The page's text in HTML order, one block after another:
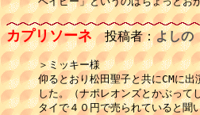
カプリソーネ 投稿者：よしの
＞ミッキー様
仰るとおり松田聖子と共にCMに
した。（ナポレオンズとかぶって
タイで４０円で売られていると聞